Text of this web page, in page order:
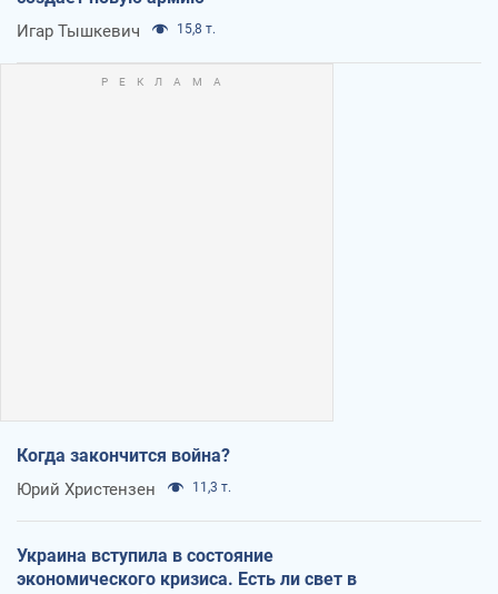
Игар Тышкевич 15,8 т.
Когда закончится война?
Юрий Христензен 11,3 т.
Украина вступила в состояние
экономического кризиса. Есть ли свет в